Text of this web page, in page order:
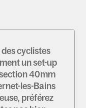
cyclistes
un set-up
40mm
les-Bains
préférez